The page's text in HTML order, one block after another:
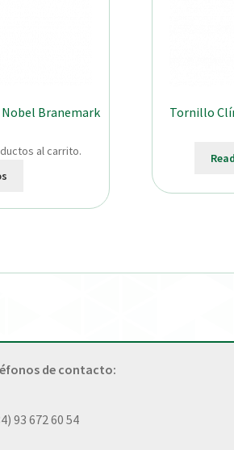
Branemark
al carrito.
Tornillo
de contacto:
93 672 60 54